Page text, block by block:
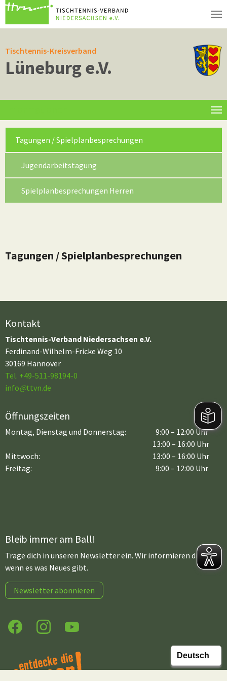
Tischtennis-Kreisverband
Lüneburg e.V.
Tagungen / Spielplanbesprechungen
Jugendarbeitstagung
Spielplanbesprechungen Herren
Tagungen / Spielplanbesprechungen
Kontakt
Tischtennis-Verband Niedersachsen e.V.
Ferdinand-Wilhelm-Fricke Weg 10
30169 Hannover
Tel. +49-511-98194-0
info@ttvn.de
Öffnungszeiten
Montag, Dienstag und Donnerstag:
9:00 – 12:00 Uhr
13:00 – 16:00 Uhr
Mittwoch:
Freitag:
13:00 – 16:00 Uhr
9:00 – 12:00 Uhr
Bleib immer am Ball!
Trage dich in unseren Newsletter ein. Wir informieren dich,
wenn es was Neues gibt.
Newsletter abonnieren